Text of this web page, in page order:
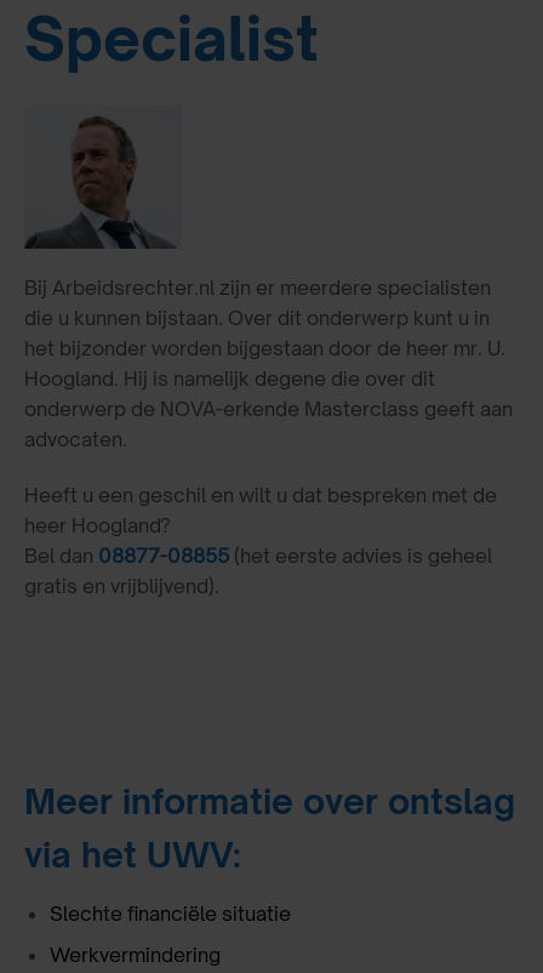
Specialist
Bij Arbeidsrechter.nl zijn er meerdere specialisten
die u kunnen bijstaan. Over dit onderwerp kunt u in
het bijzonder worden bijgestaan door de heer mr. U.
Hoogland. Hij is namelijk degene die over dit
onderwerp de NOVA-erkende Masterclass geeft aan
advocaten.
Heeft u een geschil en wilt u dat bespreken met de
heer Hoogland?
Bel dan 08877-08855 (het eerste advies is geheel
gratis en vrijblijvend).
Meer informatie over ontslag
via het UWV:
Slechte financiële situatie
Werkvermindering